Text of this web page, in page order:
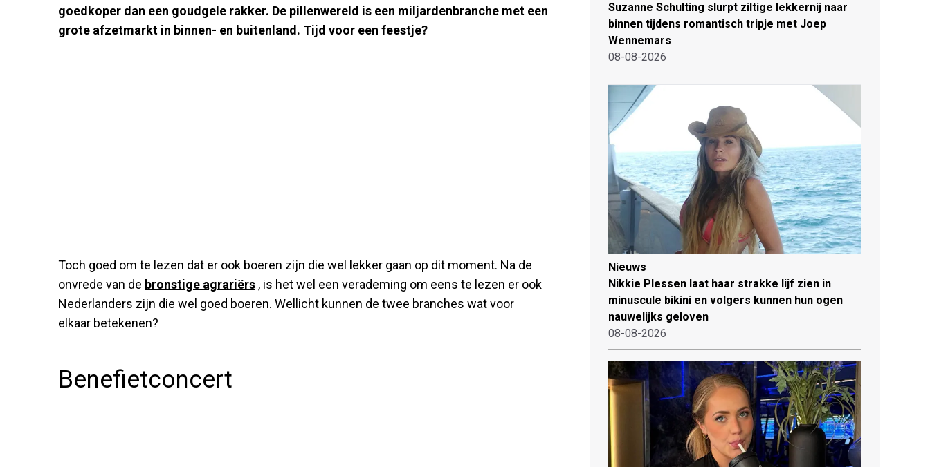
goedkoper dan een goudgele rakker. De pillenwereld is een miljardenbranche met een
grote afzetmarkt in binnen- en buitenland. Tijd voor een feestje?
Toch goed om te lezen dat er ook boeren zijn die wel lekker gaan op dit moment. Na de
onvrede van de bronstige agrariërs , is het wel een verademing om eens te lezen er ook
Nederlanders zijn die wel goed boeren. Wellicht kunnen de twee branches wat voor
elkaar betekenen?
Benefietconcert
Suzanne Schulting slurpt ziltige lekkernij naar
binnen tijdens romantisch tripje met Joep
Wennemars
08-08-2026
Nieuws
Nikkie Plessen laat haar strakke lijf zien in
minuscule bikini en volgers kunnen hun ogen
nauwelijks geloven
08-08-2026